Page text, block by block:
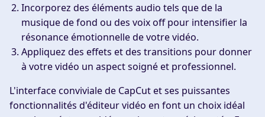
Incorporez des éléments audio tels que de la
musique de fond ou des voix off pour intensifier la
résonance émotionnelle de votre vidéo.
Appliquez des effets et des transitions pour donner
à votre vidéo un aspect soigné et professionnel.
L'interface conviviale de CapCut et ses puissantes
fonctionnalités d'éditeur vidéo en font un choix idéal